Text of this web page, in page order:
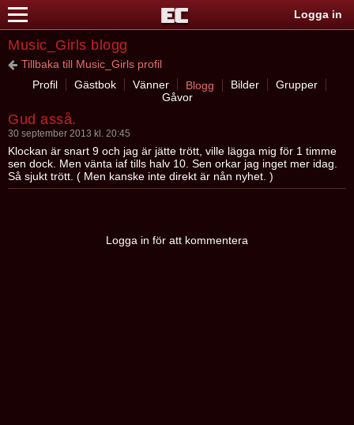
Logga in
Music_Girls blogg
Tillbaka till Music_Girls profil
Profil
Gästbok Vänner Blogg Bilder
Grupper
Gåvor
Gud asså.
30 september 2013 kl. 20:45
Klockan är snart 9 och jag är jätte trött, ville lägga mig för 1 timme
sen dock. Men vänta iaf tills halv 10. Sen orkar jag inget mer idag.
Så sjukt trött. ( Men kanske inte direkt är nån nyhet. )
Logga in för att kommentera